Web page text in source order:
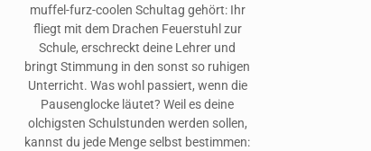
muffel-furz-coolen Schultag gehört: Ihr
fliegt mit dem Drachen Feuerstuhl zur
Schule, erschreckt deine Lehrer und
bringt Stimmung in den sonst so ruhigen
Unterricht. Was wohl passiert, wenn die
Pausenglocke läutet? Weil es deine
olchigsten Schulstunden werden sollen,
kannst du jede Menge selbst bestimmen: